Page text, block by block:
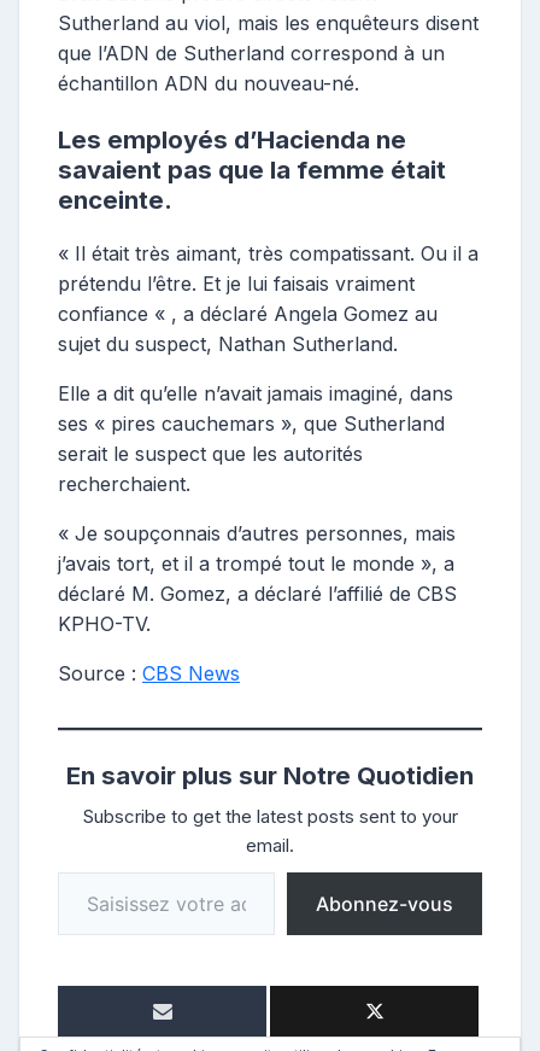
Sutherland au viol, mais les enquêteurs disent
que l’ADN de Sutherland correspond à un
échantillon ADN du nouveau-né.
Les employés d’Hacienda ne
savaient pas que la femme était
enceinte.
« Il était très aimant, très compatissant. Ou il a
prétendu l’être. Et je lui faisais vraiment
confiance « , a déclaré Angela Gomez au
sujet du suspect, Nathan Sutherland.
Elle a dit qu’elle n’avait jamais imaginé, dans
ses « pires cauchemars », que Sutherland
serait le suspect que les autorités
recherchaient.
« Je soupçonnais d’autres personnes, mais
j’avais tort, et il a trompé tout le monde », a
déclaré M. Gomez, a déclaré l’affilié de CBS
KPHO-TV.
Source : CBS News
En savoir plus sur Notre Quotidien
Subscribe to get the latest posts sent to your
email.
Saisissez votre adresse e-mail…
Abonnez-vous